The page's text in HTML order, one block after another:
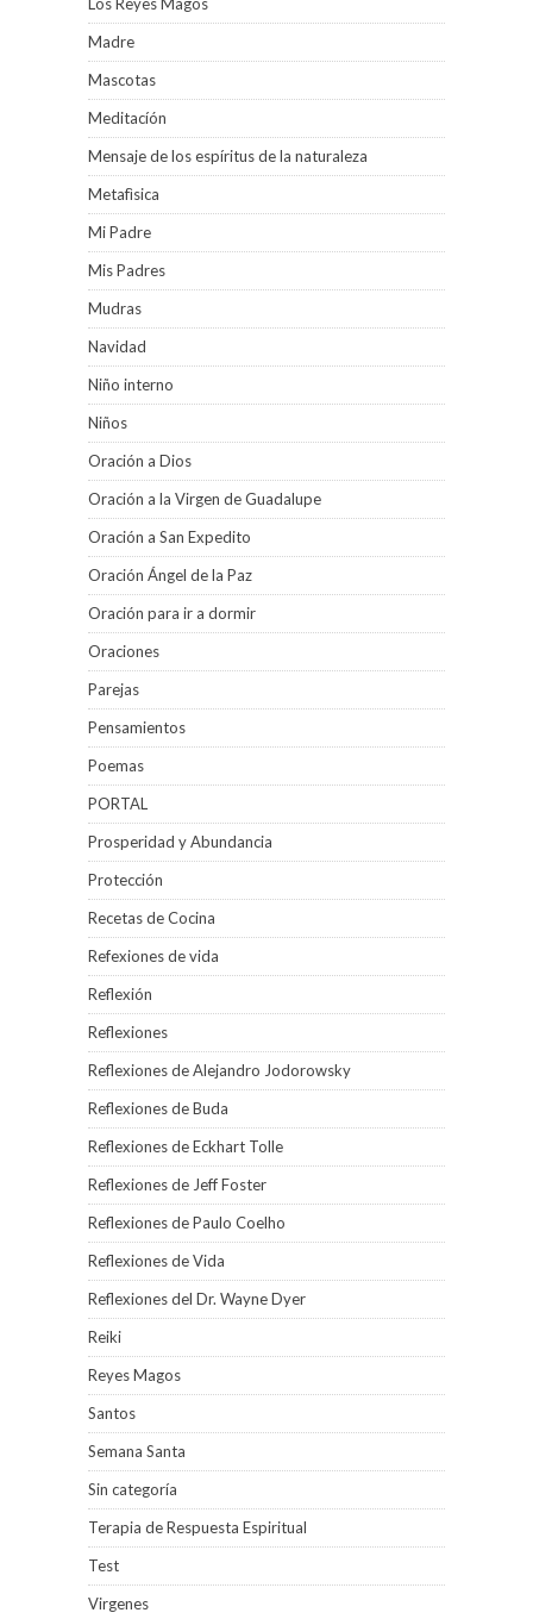
Los Reyes Magos
Madre
Mascotas
Meditacíón
Mensaje de los espíritus de la naturaleza
Metafìsica
Mi Padre
Mis Padres
Mudras
Navidad
Niño interno
Niños
Oración a Dios
Oración a la Virgen de Guadalupe
Oración a San Expedito
Oración Ángel de la Paz
Oración para ir a dormir
Oraciones
Parejas
Pensamientos
Poemas
PORTAL
Prosperidad y Abundancia
Protección
Recetas de Cocina
Refexiones de vida
Reflexión
Reflexiones
Reflexiones de Alejandro Jodorowsky
Reflexiones de Buda
Reflexiones de Eckhart Tolle
Reflexiones de Jeff Foster
Reflexiones de Paulo Coelho
Reflexiones de Vida
Reflexiones del Dr. Wayne Dyer
Reiki
Reyes Magos
Santos
Semana Santa
Sin categoría
Terapia de Respuesta Espiritual
Test
Virgenes